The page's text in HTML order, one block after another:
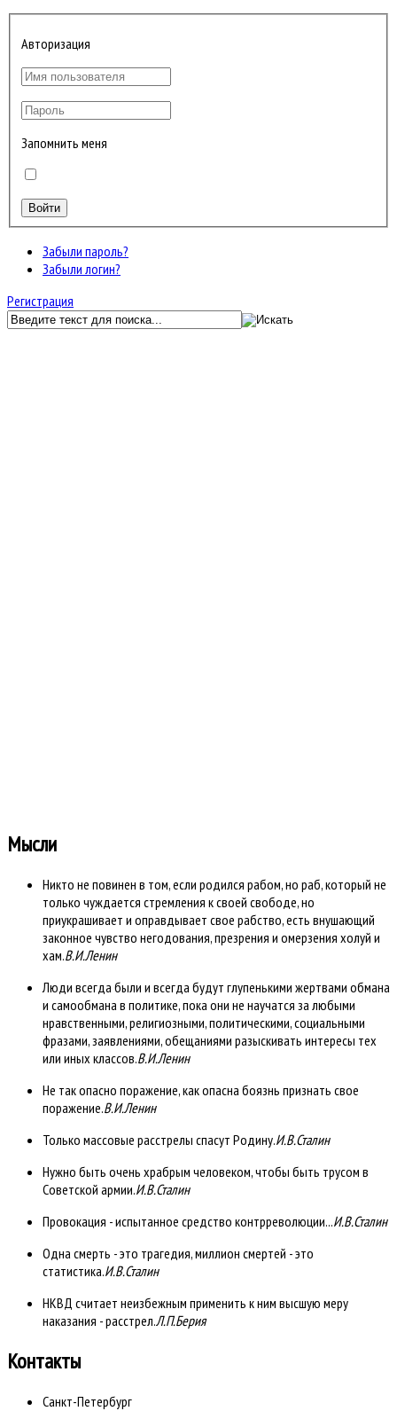
Авторизация
Запомнить меня
Забыли пароль?
Забыли логин?
Регистрация
Мысли
Никто не повинен в том, если родился рабом, но раб, который не
только чуждается стремления к своей свободе, но
приукрашивает и оправдывает свое рабство, есть внушающий
законное чувство негодования, презрения и омерзения холуй и
хам.В.И.Ленин
Люди всегда были и всегда будут глупенькими жертвами обмана
и самообмана в политике, пока они не научатся за любыми
нравственными, религиозными, политическими, социальными
фразами, заявлениями, обещаниями разыскивать интересы тех
или иных классов.В.И.Ленин
Не так опасно поражение, как опасна боязнь признать свое
поражение.В.И.Ленин
Только массовые расстрелы спасут Родину.И.В.Сталин
Нужно быть очень храбрым человеком, чтобы быть трусом в
Советской армии.И.В.Сталин
Провокация - испытанное средство контрреволюции...И.В.Сталин
Одна смерть - это трагедия, миллион смертей - это
статистика.И.В.Сталин
НКВД считает неизбежным применить к ним высшую меру
наказания - расстрел.Л.П.Берия
Контакты
Санкт-Петербург